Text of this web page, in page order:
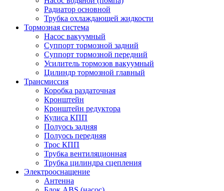
Радиатор основной
Трубка охлаждающей жидкости
Тормозная система
Насос вакуумный
Суппорт тормозной задний
Суппорт тормозной передний
Усилитель тормозов вакуумный
Цилиндр тормозной главный
Трансмиссия
Коробка раздаточная
Кронштейн
Кронштейн редуктора
Кулиса КПП
Полуось задняя
Полуось передняя
Трос КПП
Трубка вентиляционная
Трубка цилиндра сцепления
Электрооснащение
Антенна